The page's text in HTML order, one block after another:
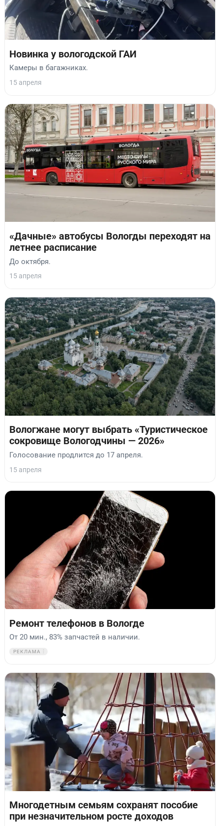
Новинка у вологодской ГАИ
Камеры в багажниках.
15 апреля
«Дачные» автобусы Вологды переходят на
летнее расписание
До октября.
15 апреля
Вологжане могут выбрать «Туристическое
сокровище Вологодчины — 2026»
Голосование продлится до 17 апреля.
15 апреля
Ремонт телефонов в Вологде
От 20 мин., 83% запчастей в наличии.
РЕКЛАМА
Многодетным семьям сохранят пособие
при незначительном росте доходов